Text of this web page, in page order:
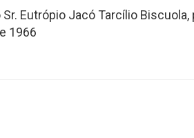
Eutrópio Jacó Tarcílio
1966